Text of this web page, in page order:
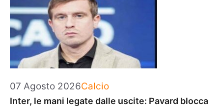
07 Agosto 2026Categorie
Calcio
Inter, le mani legate dalle uscite: Pavard blocca